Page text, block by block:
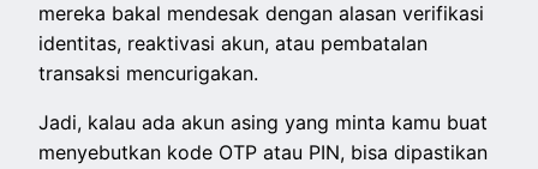
mereka bakal mendesak dengan alasan verifikasi
identitas, reaktivasi akun, atau pembatalan
transaksi mencurigakan.
Jadi, kalau ada akun asing yang minta kamu buat
menyebutkan kode OTP atau PIN, bisa dipastikan